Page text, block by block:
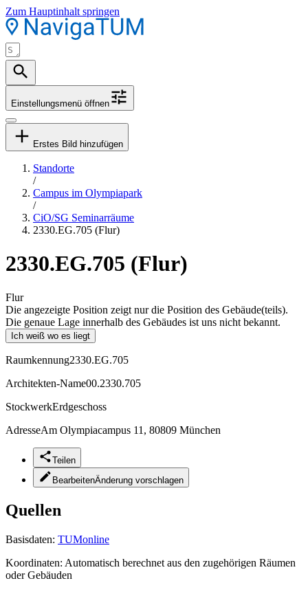
Zum Hauptinhalt springen
Einstellungsmenü öffnen
Erstes Bild hinzufügen
Standorte
/
Campus im Olympiapark
/
CiO/SG Seminarräume
2330.EG.705 (Flur)
2330.EG.705 (Flur)
Flur
Die angezeigte Position zeigt nur die Position des Gebäude(teils).
Die genaue Lage innerhalb des Gebäudes ist uns nicht bekannt.
Ich weiß wo es liegt
Raumkennung2330.EG.705
Architekten-Name00.2330.705
StockwerkErdgeschoss
AdresseAm Olympiacampus 11, 80809 München
Teilen
BearbeitenÄnderung vorschlagen
Quellen
Basisdaten: TUMonline
Koordinaten: Automatisch berechnet aus den zugehörigen Räumen
oder Gebäuden